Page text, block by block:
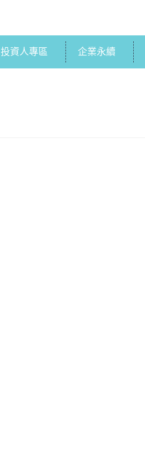
投資人專區 企業永續